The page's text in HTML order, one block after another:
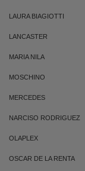
LAURA BIAGIOTTI
LANCASTER
MARIA NILA
MOSCHINO
MERCEDES
NARCISO RODRIGUEZ
OLAPLEX
OSCAR DE LA RENTA